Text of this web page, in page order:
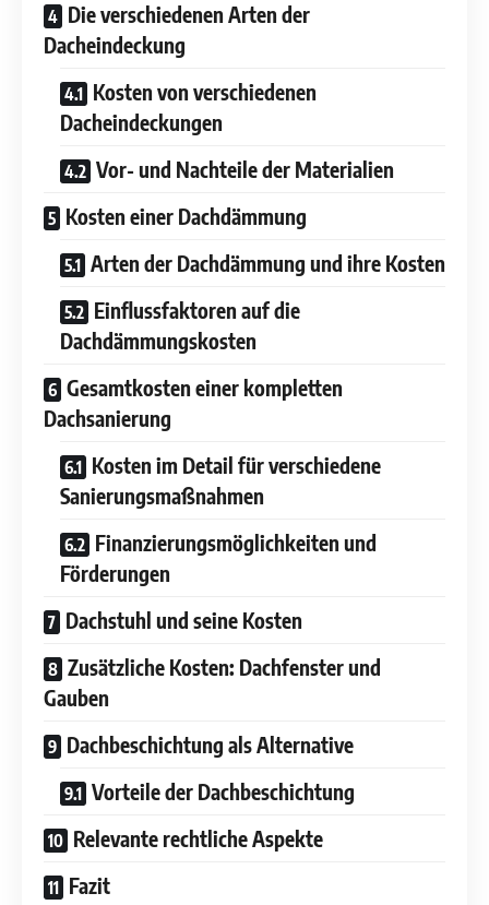
Die verschiedenen Arten der
Dacheindeckung
Kosten von verschiedenen
Dacheindeckungen
Vor- und Nachteile der Materialien
Kosten einer Dachdämmung
Arten der Dachdämmung und ihre Kosten
Einflussfaktoren auf die
Dachdämmungskosten
Gesamtkosten einer kompletten
Dachsanierung
Kosten im Detail für verschiedene
Sanierungsmaßnahmen
Finanzierungsmöglichkeiten und
Förderungen
Dachstuhl und seine Kosten
Zusätzliche Kosten: Dachfenster und
Gauben
Dachbeschichtung als Alternative
Vorteile der Dachbeschichtung
Relevante rechtliche Aspekte
Fazit